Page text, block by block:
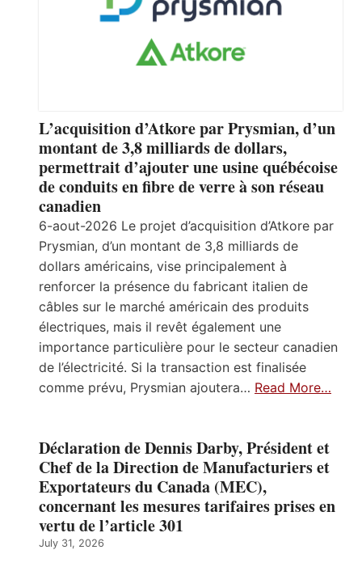
L’acquisition d’Atkore par Prysmian, d’un
montant de 3,8 milliards de dollars,
permettrait d’ajouter une usine québécoise
de conduits en fibre de verre à son réseau
canadien
6-aout-2026 Le projet d’acquisition d’Atkore par
Prysmian, d’un montant de 3,8 milliards de
dollars américains, vise principalement à
renforcer la présence du fabricant italien de
câbles sur le marché américain des produits
électriques, mais il revêt également une
importance particulière pour le secteur canadien
de l’électricité. Si la transaction est finalisée
comme prévu, Prysmian ajoutera… Read More…
Déclaration de Dennis Darby, Président et
Chef de la Direction de Manufacturiers et
Exportateurs du Canada (MEC),
concernant les mesures tarifaires prises en
vertu de l’article 301
July 31, 2026